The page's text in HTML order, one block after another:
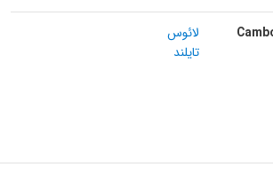
لائوس
تایلند